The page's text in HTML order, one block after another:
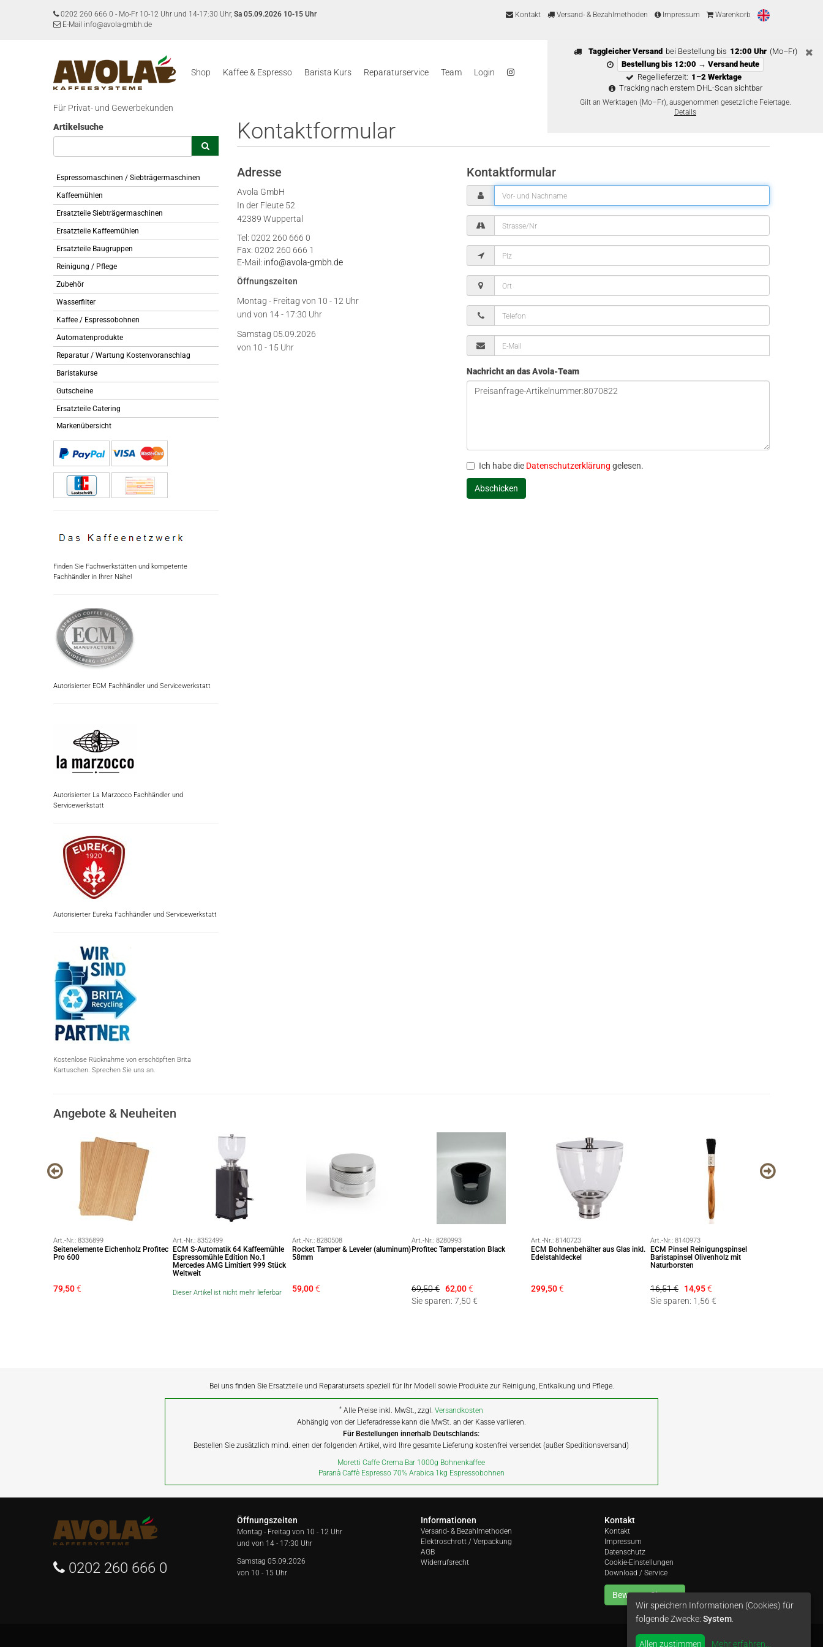
0202 260 666 0 - Mo-Fr 10-12 Uhr und 14-17:30 Uhr, Sa 05.09.2026 10-15 Uhr
E-Mail info@avola-gmbh.de
Kontakt Versand- & Bezahlmethoden Impressum Warenkorb
Taggleicher Versand bei Bestellung bis 12:00 Uhr (Mo–Fr)
Bestellung bis 12:00 → Versand heute
Regellieferzeit: 1–2 Werktage
Tracking nach erstem DHL-Scan sichtbar
Gilt an Werktagen (Mo–Fr), ausgenommen gesetzliche Feiertage.
Details
Shop Kaffee & Espresso Barista Kurs Reparaturservice Team Login
Für Privat- und Gewerbekunden
Artikelsuche
Espressomaschinen / Siebträgermaschinen
Kaffeemühlen
Ersatzteile Siebträgermaschinen
Ersatzteile Kaffeemühlen
Ersatzteile Baugruppen
Reinigung / Pflege
Zubehör
Wasserfilter
Kaffee / Espressobohnen
Automatenprodukte
Reparatur / Wartung Kostenvoranschlag
Baristakurse
Gutscheine
Ersatzteile Catering
Markenübersicht
Finden Sie Fachwerkstätten und kompetente
Fachhändler in Ihrer Nähe!
Autorisierter ECM Fachhändler und Servicewerkstatt
Autorisierter La Marzocco Fachhändler und
Servicewerkstatt
Autorisierter Eureka Fachhändler und Servicewerkstatt
Kostenlose Rücknahme von erschöpften Brita
Kartuschen. Sprechen Sie uns an.
Kontaktformular
Adresse
Avola GmbH
In der Fleute 52
42389 Wuppertal
Tel: 0202 260 666 0
Fax: 0202 260 666 1
E-Mail: info@avola-gmbh.de
Öffnungszeiten
Montag - Freitag von 10 - 12 Uhr
und von 14 - 17:30 Uhr
Samstag 05.09.2026
von 10 - 15 Uhr
Kontaktformular
Nachricht an das Avola-Team
Ich habe die Datenschutzerklärung gelesen.
Angebote & Neuheiten
Art.-Nr.: 8336899
Seitenelemente Eichenholz Profitec
Pro 600
79,50€
Art.-Nr.: 8352499
ECM S-Automatik 64 Kaffeemühle
Espressomühle Edition No.1
Mercedes AMG Limitiert 999 Stück
Weltweit
Dieser Artikel ist nicht mehr lieferbar
Art.-Nr.: 8280508
Rocket Tamper & Leveler (aluminum)
58mm
59,00€
Art.-Nr.: 8280993
Profitec Tamperstation Black
69,50 € 62,00€
Sie sparen: 7,50 €
Art.-Nr.: 8140723
ECM Bohnenbehälter aus Glas inkl.
Edelstahldeckel
299,50€
Art.-Nr.: 8140973
ECM Pinsel Reinigungspinsel
Baristapinsel Olivenholz mit
Naturborsten
16,51 € 14,95€
Sie sparen: 1,56 €
Bei uns finden Sie Ersatzteile und Reparatursets speziell für Ihr Modell sowie Produkte zur Reinigung, Entkalkung und Pflege.
* Alle Preise inkl. MwSt., zzgl.Versandkosten
Abhängig von der Lieferadresse kann die MwSt. an der Kasse variieren.
Für Bestellungen innerhalb Deutschlands:
Bestellen Sie zusätzlich mind. einen der folgenden Artikel, wird Ihre gesamte Lieferung kostenfrei versendet (außer Speditionsversand)
Moretti Caffe Crema Bar 1000g Bohnenkaffee
Paranà Caffè Espresso 70% Arabica 1kg Espressobohnen
0202 260 666 0
Öffnungszeiten
Montag - Freitag von 10 - 12 Uhr
und von 14 - 17:30 Uhr
Samstag 05.09.2026
von 10 - 15 Uhr
Informationen
Versand- & Bezahlmethoden
Elektroschrott / Verpackung
AGB
Widerrufsrecht
Kontakt
Kontakt
Impressum
Datenschutz
Cookie-Einstellungen
Download / Service
Bewerten Sie uns
Wir speichern Informationen (Cookies) für
folgende Zwecke: System
Allen zustimmen Mehr erfahren...